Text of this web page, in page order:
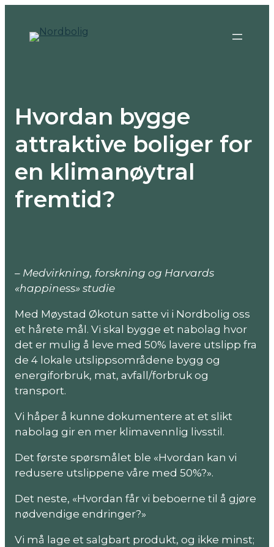
innhold
Hvordan bygge
attraktive boliger for
en klimanøytral
fremtid?
– Medvirkning, forskning og Harvards
«happiness» studie
Med Møystad Økotun satte vi i Nordbolig oss
et hårete mål. Vi skal bygge et nabolag hvor
det er mulig å leve med 50% lavere utslipp fra
de 4 lokale utslippsområdene bygg og
energiforbruk, mat, avfall/forbruk og
transport.
Vi håper å kunne dokumentere at et slikt
nabolag gir en mer klimavennlig livsstil.
Det første spørsmålet ble «Hvordan kan vi
redusere utslippene våre med 50%?».
Det neste, «Hvordan får vi beboerne til å gjøre
nødvendige endringer?»
Vi må lage et salgbart produkt, og ikke minst;